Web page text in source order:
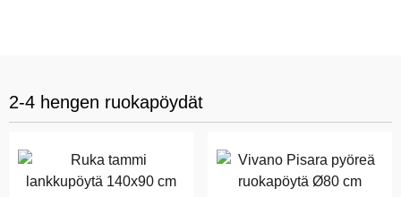
2-4 hengen ruokapöydät